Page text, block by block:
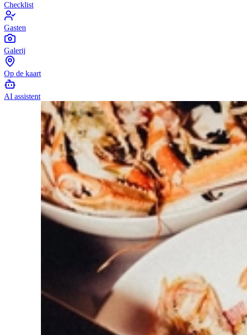
Checklist
Gasten
Galerij
Op de kaart
AI assistent